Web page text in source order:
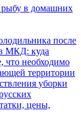
рыбу в домашних
после
МКД: куда
что необходимо
территории
уборки
цены,